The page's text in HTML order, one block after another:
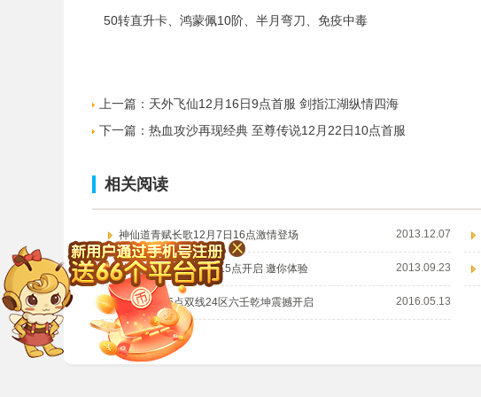
50转直升卡、鸿蒙佩10阶、半月弯刀、免疫中毒
上一篇： 天外飞仙12月16日9点首服 剑指江湖纵情四海
下一篇： 热血攻沙再现经典 至尊传说12月22日10点首服
相关阅读
神仙道青赋长歌12月7日16点激情登场 2013.12.07
侠武英雄传39区 今日15点开启 邀你体验 2013.09.23
皇图今日15点双线24区六壬乾坤震撼开启 2016.05.13